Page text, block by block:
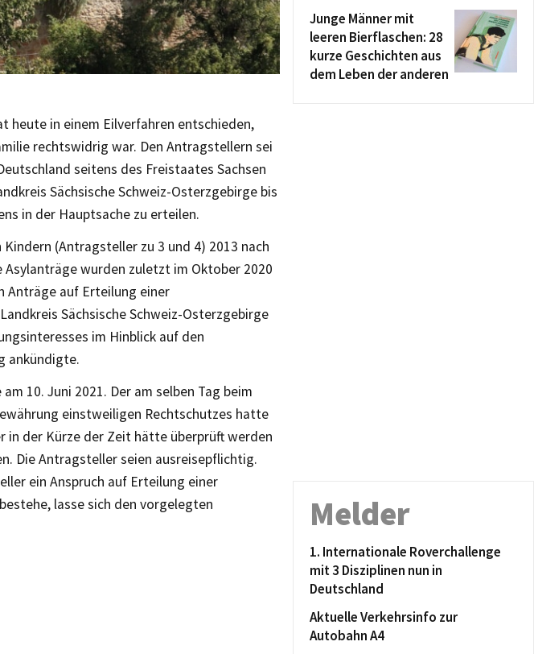
heute in einem Eilverfahren entschieden,
rechtswidrig war. Den Antragstellern sei
seitens des Freistaates Sachsen
Sächsische Schweiz-Osterzgebirge bis
in der Hauptsache zu erteilen.
(Antragsteller zu 3 und 4) 2013 nach
wurden zuletzt im Oktober 2020
Anträge auf Erteilung einer
Sächsische Schweiz-Osterzgebirge
im Hinblick auf den
ankündigte.
10. Juni 2021. Der am selben Tag beim
einstweiligen Rechtschutzes hatte
in der Kürze der Zeit hätte überprüft werden
Die Antragsteller seien ausreisepflichtig.
ein Anspruch auf Erteilung einer
lasse sich den vorgelegten
Junge Männer mit
leeren Bierflaschen: 28
kurze Geschichten aus
dem Leben der anderen
Melder
1. Internationale Roverchallenge
mit 3 Disziplinen nun in
Deutschland
Aktuelle Verkehrsinfo zur
Autobahn A4